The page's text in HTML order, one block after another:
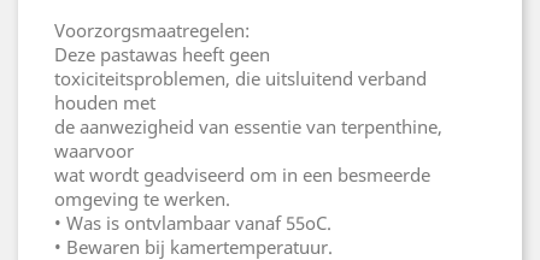
Voorzorgsmaatregelen:
Deze pastawas heeft geen
toxiciteitsproblemen, die uitsluitend verband
houden met
de aanwezigheid van essentie van terpenthine,
waarvoor
wat wordt geadviseerd om in een besmeerde
omgeving te werken.
• Was is ontvlambaar vanaf 55oC.
• Bewaren bij kamertemperatuur.